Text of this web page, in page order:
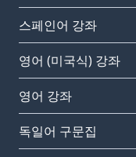
스페인어 강좌
영어 (미국식) 강좌
영어 강좌
독일어 구문집